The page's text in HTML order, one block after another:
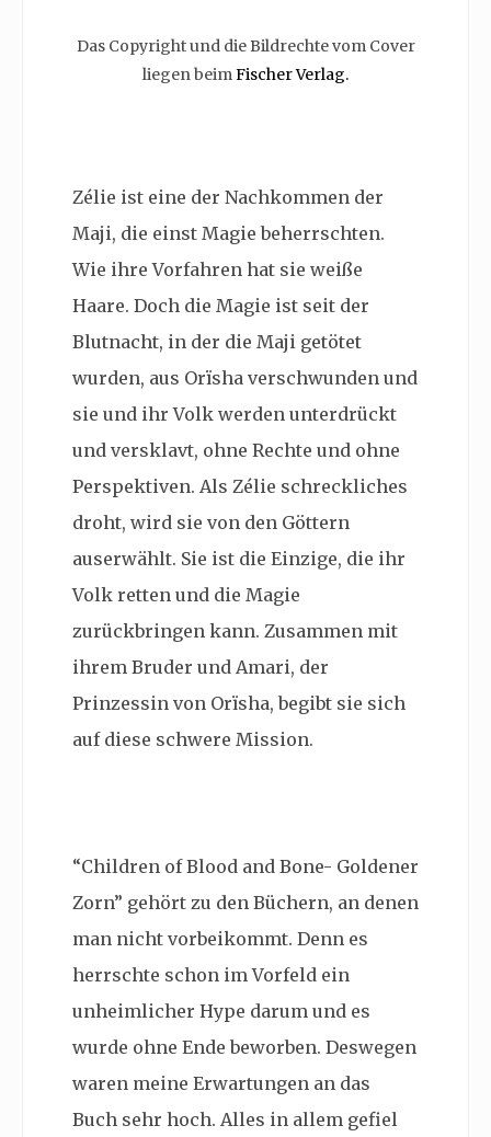
Das Copyright und die Bildrechte vom Cover
liegen beimFischer Verlag.
Zélie ist eine der Nachkommen der
Maji, die einst Magie beherrschten.
Wie ihre Vorfahren hat sie weiße
Haare. Doch die Magie ist seit der
Blutnacht, in der die Maji getötet
wurden, aus Orïsha verschwunden und
sie und ihr Volk werden unterdrückt
und versklavt, ohne Rechte und ohne
Perspektiven. Als Zélie schreckliches
droht, wird sie von den Göttern
auserwählt. Sie ist die Einzige, die ihr
Volk retten und die Magie
zurückbringen kann. Zusammen mit
ihrem Bruder und Amari, der
Prinzessin von Orïsha, begibt sie sich
auf diese schwere Mission.
“Children of Blood and Bone- Goldener
Zorn” gehört zu den Büchern, an denen
man nicht vorbeikommt. Denn es
herrschte schon im Vorfeld ein
unheimlicher Hype darum und es
wurde ohne Ende beworben. Deswegen
waren meine Erwartungen an das
Buch sehr hoch. Alles in allem gefiel